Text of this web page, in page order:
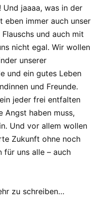
jaaaa, was in der
immer auch unser
und auch mit
nicht egal. Wir wollen
unserer
und ein gutes Leben
und Freunde.
jeder frei entfalten
Angst haben muss,
Und vor allem wollen
Zukunft ohne noch
für uns alle – auch
zu schreiben…